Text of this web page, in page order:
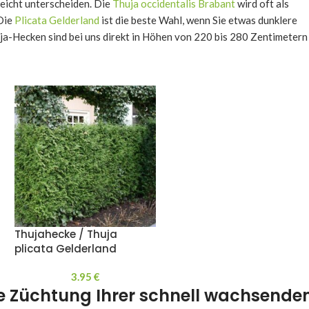
unterscheiden. Die Thuja occidentalis Brabantwird oft als
Plicata Gelderland ist die beste Wahl, wenn Sie etwas dunklere
Hecken sind bei uns direkt in Höhen von 220 bis 280 Zentimetern
Thujahecke / Thuja
plicata Gelderland
3.95 €
Züchtung Ihrer schnell